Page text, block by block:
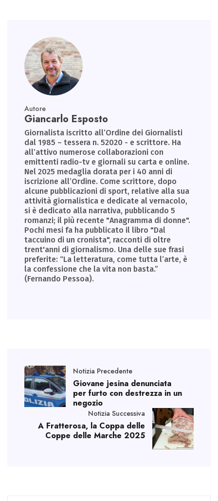
Autore
Giancarlo Esposto
Giornalista iscritto all’Ordine dei Giornalisti
dal 1985 – tessera n. 52020 - e scrittore. Ha
all’attivo numerose collaborazioni con
emittenti radio-tv e giornali su carta e online.
Nel 2025 medaglia dorata per i 40 anni di
iscrizione all’Ordine. Come scrittore, dopo
alcune pubblicazioni di sport, relative alla sua
attività giornalistica e dedicate al vernacolo,
si è dedicato alla narrativa, pubblicando 5
romanzi; il più recente "Anagramma di donne".
Pochi mesi fa ha pubblicato il libro "Dal
taccuino di un cronista", racconti di oltre
trent'anni di giornalismo. Una delle sue frasi
preferite: “La letteratura, come tutta l’arte, è
la confessione che la vita non basta.”
(Fernando Pessoa).
Notizia Precedente
Giovane jesina denunciata
per furto con destrezza in un
negozio
Notizia Successiva
A Fratterosa, la Coppa delle
Coppe delle Marche 2025